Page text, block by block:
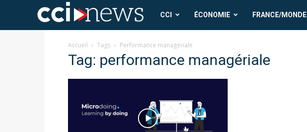
CCI
News
CCI ÉCONOMIE FRANCE/MONDE
Accueil Tags Performance managériale
Tag: performance managériale